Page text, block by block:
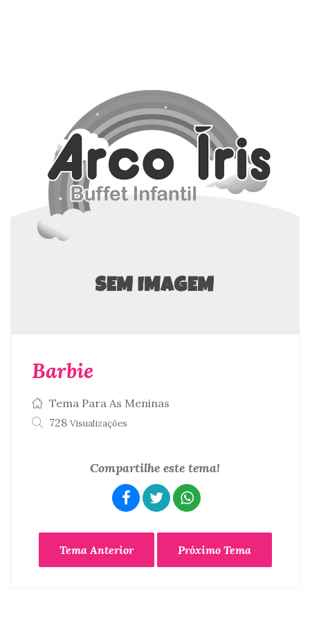
Barbie
Tema Para As Meninas
728 Visualizações
Compartilhe este tema!
Tema Anterior Próximo Tema